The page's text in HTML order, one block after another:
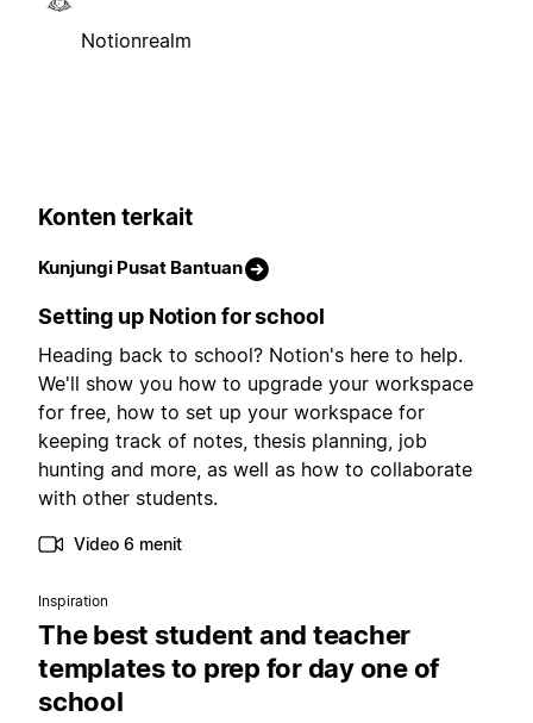
Notionrealm
Konten terkait
Kunjungi Pusat Bantuan
Setting up Notion for school
Heading back to school? Notion's here to help.
We'll show you how to upgrade your workspace
for free, how to set up your workspace for
keeping track of notes, thesis planning, job
hunting and more, as well as how to collaborate
with other students.
Video 6 menit
Inspiration
The best student and teacher
templates to prep for day one of
school